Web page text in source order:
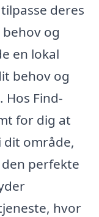
deres
og
en lokal
behov og
Find-
for dig at
område,
perfekte
hvor